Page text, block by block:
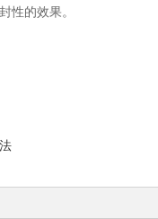
性的效果。